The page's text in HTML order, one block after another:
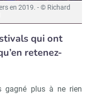
en 2019. - © Richard
qui ont
retenez-
gagné plus à ne rien